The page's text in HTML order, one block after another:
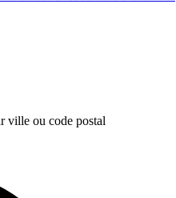
ville ou code postal